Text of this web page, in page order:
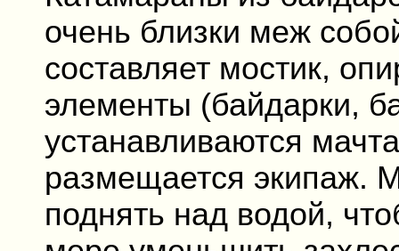
очень близки меж
составляет мостик,
элементы (байдарки,
устанавливаются
размещается экипаж.
поднять над водой,